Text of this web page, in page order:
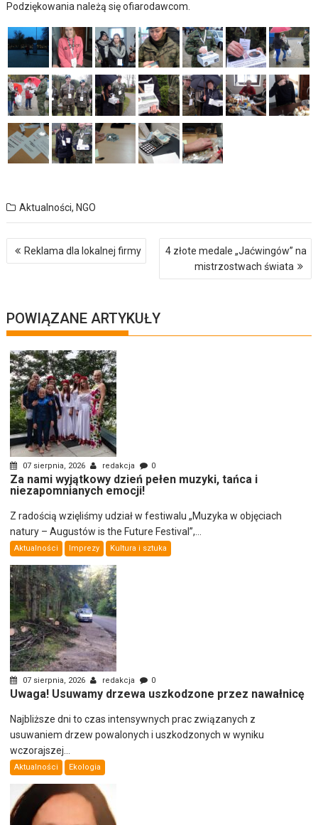
Podziękowania należą się ofiarodawcom.
Aktualności, NGO
Nawigacja
wpisu
Reklama dla lokalnej firmy
4 złote medale „Jaćwingów” na
mistrzostwach świata
POWIĄZANE ARTYKUŁY
07 sierpnia, 2026 redakcja 0
Za nami wyjątkowy dzień pełen muzyki, tańca i
niezapomnianych emocji!
Z radością wzięliśmy udział w festiwalu „Muzyka w objęciach
natury – Augustów is the Future Festival”,...
Aktualności Imprezy Kultura i sztuka
07 sierpnia, 2026 redakcja 0
Uwaga! Usuwamy drzewa uszkodzone przez nawałnicę
Najbliższe dni to czas intensywnych prac związanych z
usuwaniem drzew powalonych i uszkodzonych w wyniku
wczorajszej...
Aktualności Ekologia